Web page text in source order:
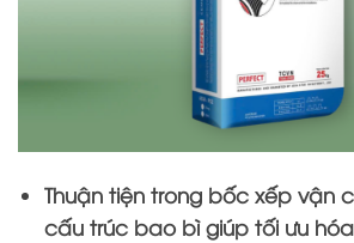
Thuận tiện trong bốc xếp vận
cấu trúc bao bì giúp tối ưu